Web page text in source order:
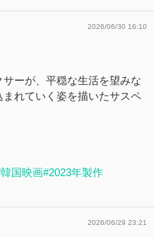
2026/06/30 16:10
ーが、平穏な生活を望みな
れていく姿を描いたサスペ
国映画#2023年製作
2026/06/29 23:21